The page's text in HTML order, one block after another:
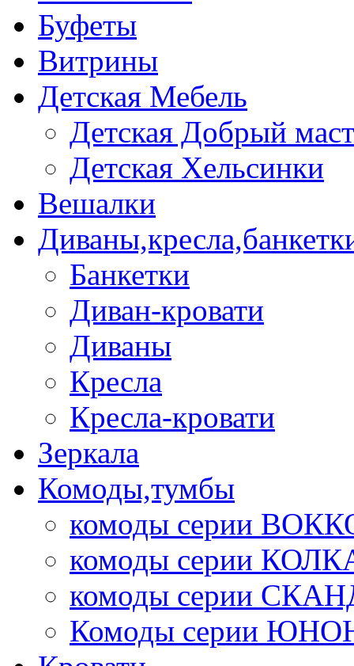
Буфеты
Витрины
Детская Мебель
Детская Добрый
Детская Хельсинки
Вешалки
Банкетки
Диван-кровати
Диваны
Кресла
Кресла-кровати
Зеркала
Комоды,тумбы
комоды серии
комоды серии
комоды серии
Комоды серии